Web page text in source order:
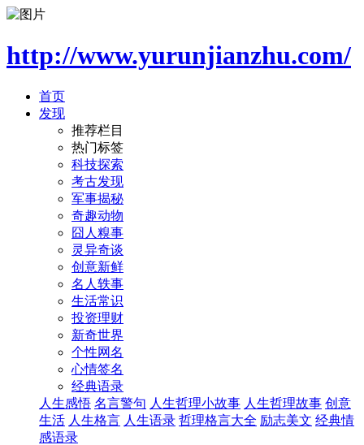
http://www.yurunjianzhu.com/
首页
发现
推荐栏目
热门标签
科技探索
考古发现
军事揭秘
奇趣动物
囧人糗事
灵异奇谈
创意新鲜
名人轶事
生活常识
投资理财
新奇世界
个性网名
心情签名
经典语录
人生感悟 名言警句 人生哲理小故事 人生哲理故事 创意
生活 人生格言 人生语录 哲理格言大全 励志美文 经典情
感语录